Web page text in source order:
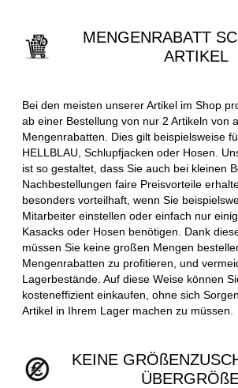
MENGENRABATT
ARTIKEL
Bei den meisten unserer Artikel im Shop
ab einer Bestellung von nur 2 Artikeln von
Mengenrabatten. Dies gilt beispielsweise
HELLBLAU, Schlupfjacken oder Hosen.
ist so gestaltet, dass Sie auch bei kleinen
Nachbestellungen faire Preisvorteile
besonders vorteilhaft, wenn Sie
Mitarbeiter einstellen oder einfach nur
Kasacks oder Hosen benötigen. Dank
müssen Sie keine großen Mengen
Mengenrabatten zu profitieren, und
Lagerbestände. Auf diese Weise können
kosteneffizient einkaufen, ohne sich
Artikel in Ihrem Lager machen zu müssen.
KEINE